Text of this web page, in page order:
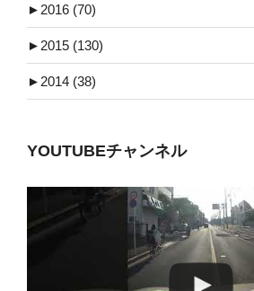
► 2016 (70)
► 2015 (130)
► 2014 (38)
YOUTUBEチャンネル